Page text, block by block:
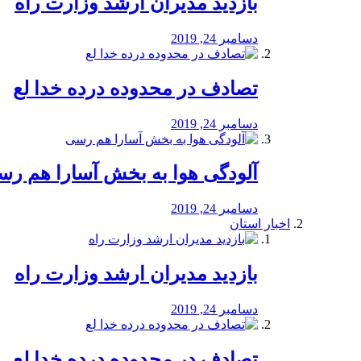
دسامبر 24, 2019
تصادف در محدوده درده خدا لع
دسامبر 24, 2019
آلودگی هوا به بخش آسارا هم
دسامبر 24, 2019
اخبار استان
بازدید مدیران ارشد وزارت راه
دسامبر 24, 2019